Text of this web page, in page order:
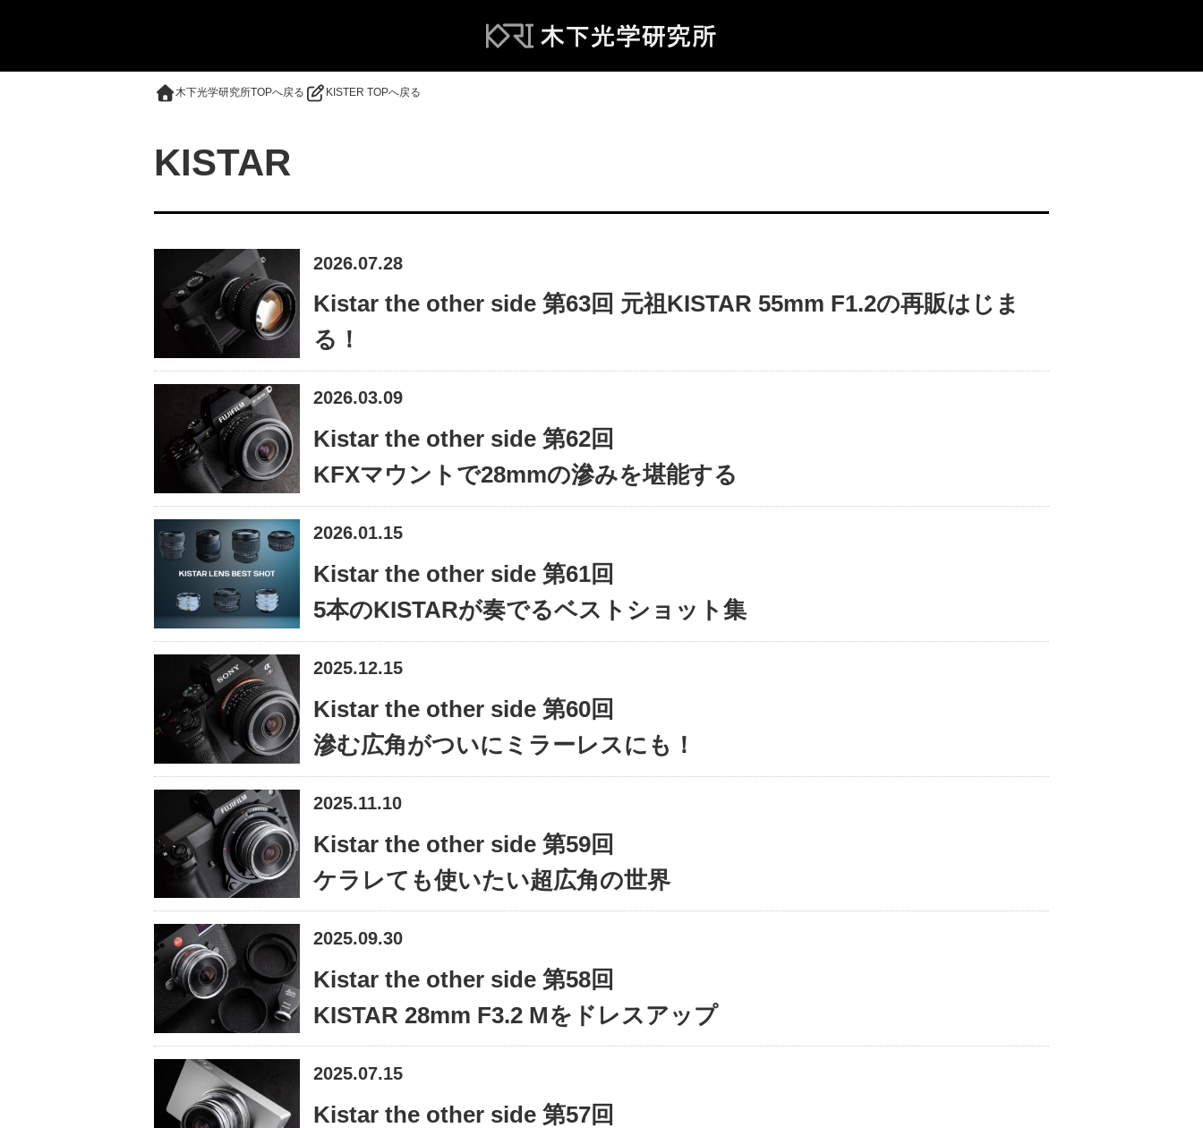
木下光学研究所TOPへ戻る KISTER TOPへ戻る
KISTAR
Kistar the other side 第63回 元祖KISTAR 55mm F1.2の再販はじま
る！
2026.07.28
Kistar the other side 第62回
KFXマウントで28mmの滲みを堪能する
2026.03.09
Kistar the other side 第61回
5本のKISTARが奏でるベストショット集
2026.01.15
Kistar the other side 第60回
滲む広角がついにミラーレスにも！
2025.12.15
Kistar the other side 第59回
ケラレても使いたい超広角の世界
2025.11.10
Kistar the other side 第58回
KISTAR 28mm F3.2 Mをドレスアップ
2025.09.30
Kistar the other side 第57回
2025.07.15